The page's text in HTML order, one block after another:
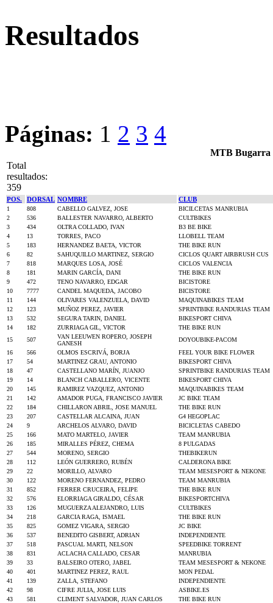
Resultados
Páginas: 1 2 3 4
MTB Bugarra
Total
resultados:
359
POS. DORSAL NOMBRE CLUB
1 808 CABELLO GALVEZ, JOSE
BICILCETAS MANRUBIA
2
536 BALLESTER NAVARRO, ALBERTO
CULTBIKES
3
434 OLTRA COLLADO, IVAN
B3 BE BIKE
4
13 TORRES, PACO
LLOBELL TEAM
5
183 HERNANDEZ BAETA, VICTOR
THE BIKE RUN
6
82 SAHUQUILLO MARTINEZ, SERGIO
CICLOS QUART AIRBRUSH CUS
7
818 MARQUES LOSA, JOSÉ
CICLOS VALENCIA
8
181 MARIN GARCÍA, DANI
THE BIKE RUN
9
472 TENO NAVARRO, EDGAR
BICISTORE
10
7777 CANDEL MAQUEDA, JACOBO
BICISTORE
11
144 OLIVARES VALENZUELA, DAVID
MAQUINABIKES TEAM
12
123 MUÑOZ PEREZ, JAVIER
SPRINTBIKE RANDURIAS TEAM
13
532 SEGURA TARIN, DANIEL
BIKESPORT CHIVA
14
182 ZURRIAGA GIL, VICTOR
THE BIKE RUN
15
507
VAN LEEUWEN ROPERO, JOSEPH
GANESH
DOYOUBIKE-PACOM
16
566 OLMOS ESCRIVÁ, BORJA
FEEL YOUR BIKE FLOWER
17
54 MARTINEZ GRAU, ANTONIO
BIKESPORT CHIVA
18
47 CASTELLANO MARÍN, JUANJO
SPRINTBIKE RANDURIAS TEAM
19
14 BLANCH CABALLERO, VICENTE
BIKESPORT CHIVA
20
145 RAMIREZ VAZQUEZ, ANTONIO
MAQUINABIKES TEAM
21
142 AMADOR PUGA, FRANCISCO JAVIER
JC BIKE TEAM
22
184 CHILLARON ABRIL, JOSE MANUEL
THE BIKE RUN
23
207 CASTELLAR ALCAINA, JUAN
G4 HEGOPLAC
24
9 ARCHELOS ALVARO, DAVID
BICICLETAS CABEDO
25
166 MATO MARTELO, JAVIER
TEAM MANRUBIA
26
185 MIRALLES PÉREZ, CHEMA
8 PULGADAS
27
544 MORENO, SERGIO
THEBIKERUN
28
112 LEÓN GUERRERO, RUBÉN
CALDERONA BIKE
29
22 MORILLO, ALVARO
TEAM MESESPORT & NEKONE
30
122 MORENO FERNANDEZ, PEDRO
TEAM MANRUBIA
31
852 FERRER CRUCEIRA, FELIPE
THE BIKE RUN
32
576 ELORRIAGA GIRALDO, CÉSAR
BIKESPORTCHIVA
33
126 MUGUERZA ALEJANDRO, LUIS
CULTBIKES
34
218 GARCIA RAGA, ISMAEL
THE BIKE RUN
35
825 GOMEZ VIGARA, SERGIO
JC BIKE
36
537 BENEDITO GISBERT, ADRIAN
INDEPENDIENTE
37
518 PASCUAL MARTI, NELSON
SPEEDBIKE TORRENT
38
831 ACLACHA CALLADO, CESAR
MANRUBIA
39
33 BALSEIRO OTERO, JABEL
TEAM MESESPORT & NEKONE
40
401 MARTINEZ PEREZ, RAUL
MON PEDAL
41
139 ZALLA, STEFANO
INDEPENDIENTE
42
98 CIFRE JULIA, JOSE LUIS
ASBIKE.ES
43
581 CLIMENT SALVADOR, JUAN CARLOS
THE BIKE RUN